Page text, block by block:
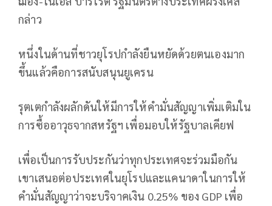
กล่าว
หนึ่งในด้านที่ชาวยุโรปกำลังยืนหยัดด้วยตนเองมาก
ขึ้นแล้วคือการสนับสนุนยูเครน
รุตเตกำลังผลักดันให้มีการให้คำมั่นสัญญาเพิ่มเติมใน
การซื้ออาวุธจากสหรัฐฯ เพื่อมอบให้รัฐบาลเคียฟ
เพื่อเป็นการรับประกันว่าทุกประเทศจะร่วมมือกัน
เขาเสนอต่อประเทศในยุโรปและแคนาดาในการให้
คำมั่นสัญญาว่าจะบริจาคเงิน 0.25% ของ GDP เพื่อ